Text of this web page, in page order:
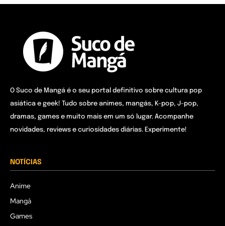
O Suco de Mangá é o seu portal definitivo sobre cultura pop
asiática e geek! Tudo sobre animes, mangás, K-pop, J-pop,
dramas, games e muito mais em um só lugar. Acompanhe
novidades, reviews e curiosidades diárias. Experimente!
NOTÍCIAS
Anime
Mangá
Games